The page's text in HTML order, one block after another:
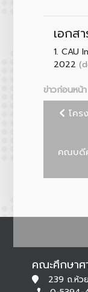
เอกส
1. CAU
2022
ข่าวก่อนหน้า
โคร
คณบดี
คณะศึกษาศ
239 ถ.ห้ว